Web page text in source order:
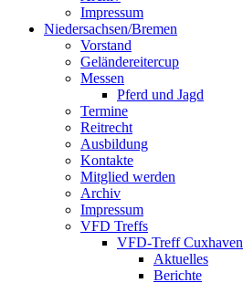
Impressum
Niedersachsen/Bremen
Vorstand
Geländereitercup
Messen
Pferd und Jagd
Termine
Reitrecht
Ausbildung
Kontakte
Mitglied werden
Archiv
Impressum
VFD Treffs
VFD-Treff Cuxhaven
Aktuelles
Berichte